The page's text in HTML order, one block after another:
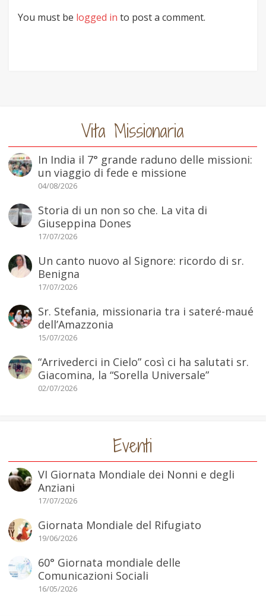
You must be logged in to post a comment.
Vita Missionaria
In India il 7° grande raduno delle missioni:
un viaggio di fede e missione
04/08/2026
Storia di un non so che. La vita di
Giuseppina Dones
17/07/2026
Un canto nuovo al Signore: ricordo di sr.
Benigna
17/07/2026
Sr. Stefania, missionaria tra i sateré-maué
dell’Amazzonia
15/07/2026
“Arrivederci in Cielo” così ci ha salutati sr.
Giacomina, la “Sorella Universale”
02/07/2026
Eventi
VI Giornata Mondiale dei Nonni e degli
Anziani
17/07/2026
Giornata Mondiale del Rifugiato
19/06/2026
60° Giornata mondiale delle
Comunicazioni Sociali
16/05/2026